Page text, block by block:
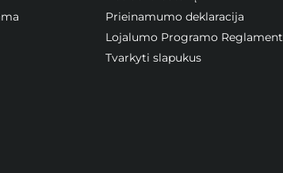
Prieinamumo deklaracija
Lojalumo Programo
Tvarkyti slapukus